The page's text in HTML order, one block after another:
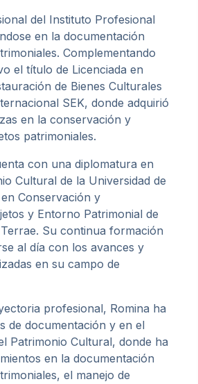
del Instituto Profesional
en la documentación
Complementando
el título de Licenciada en
de Bienes Culturales
SEK, donde adquirió
en la conservación y
patrimoniales.
con una diplomatura en
Cultural de la Universidad de
Conservación y
y Entorno Patrimonial de
Su continua formación
al día con los avances y
en su campo de
profesional, Romina ha
de documentación y en el
Patrimonio Cultural, donde ha
en la documentación
el manejo de